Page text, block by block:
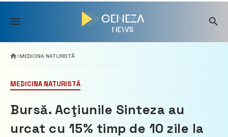
Skip
content
MEDICINA NATURISTĂ
MEDICINA NATURISTĂ
Bursă. Acţiunile Sinteza au
urcat cu 15% timp de 10 zile la